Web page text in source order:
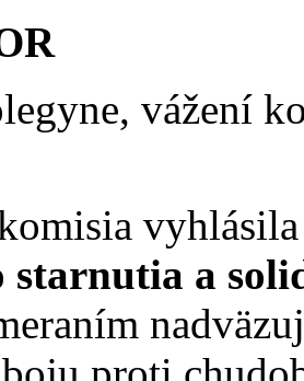
vážení
starnutia a